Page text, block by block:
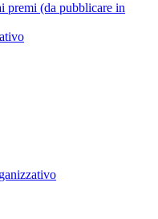
premi (da pubblicare in